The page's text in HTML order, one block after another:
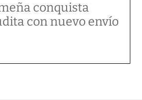
conquista
con nuevo envío